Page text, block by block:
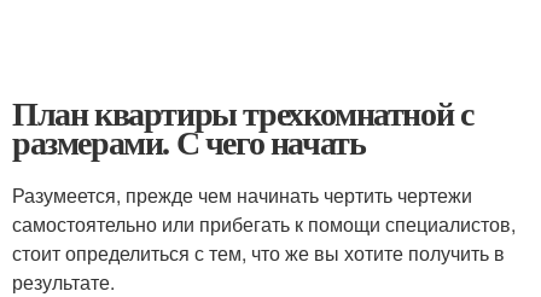
План квартиры трехкомнатной с
размерами. С чего начать
Разумеется, прежде чем начинать чертить чертежи
самостоятельно или прибегать к помощи специалистов,
стоит определиться с тем, что же вы хотите получить в
результате.